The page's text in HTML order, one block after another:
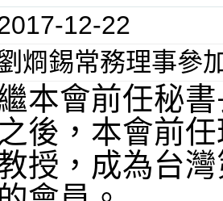
12-22
烱錫常務理事參
本會前任秘
之後，本會前
授，成為台